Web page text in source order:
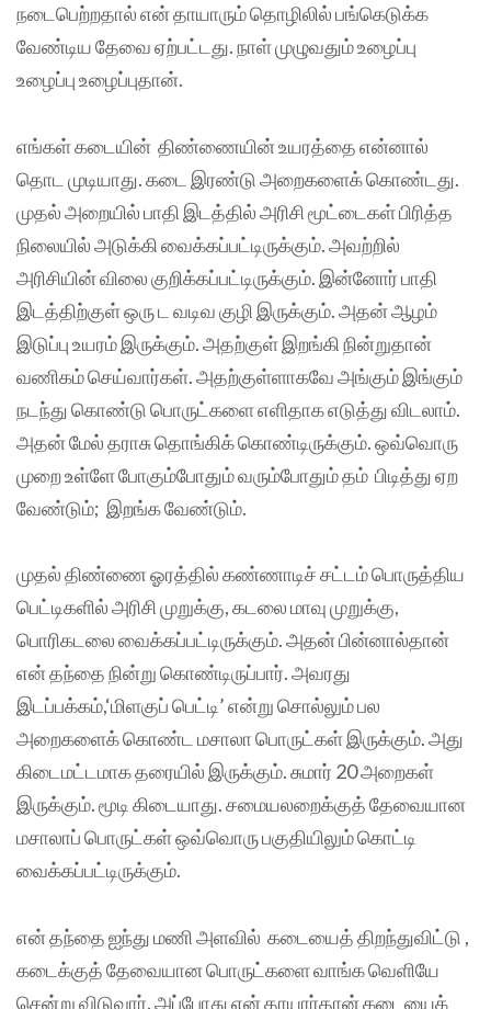
நடைபெற்றதால் என் தாயாரும் தொழிலில் பங்கெடுக்க
வேண்டிய தேவை ஏற்பட்டது. நாள் முழுவதும் உழைப்பு
உழைப்பு உழைப்புதான்.
எங்கள் கடையின் திண்ணையின் உயரத்தை என்னால்
தொட முடியாது. கடை இரண்டு அறைகளைக் கொண்டது.
முதல் அறையில் பாதி இடத்தில் அரிசி மூட்டைகள் பிரித்த
நிலையில் அடுக்கி வைக்கப்பட்டிருக்கும். அவற்றில்
அரிசியின் விலை குறிக்கப்பட்டிருக்கும். இன்னோர் பாதி
இடத்திற்குள் ஒரு ட வடிவ குழி இருக்கும். அதன் ஆழம்
இடுப்பு உயரம் இருக்கும். அதற்குள் இறங்கி நின்றுதான்
வணிகம் செய்வார்கள். அதற்குள்ளாகவே அங்கும் இங்கும்
நடந்து கொண்டு பொருட்களை எளிதாக எடுத்து விடலாம்.
அதன் மேல் தராசு தொங்கிக் கொண்டிருக்கும். ஒவ்வொரு
முறை உள்ளே போகும்போதும் வரும்போதும் தம் பிடித்து ஏற
வேண்டும்; இறங்க வேண்டும்.
முதல் திண்ணை ஓரத்தில் கண்ணாடிச் சட்டம் பொருத்திய
பெட்டிகளில் அரிசி முறுக்கு, கடலை மாவு முறுக்கு,
பொரிகடலை வைக்கப்பட்டிருக்கும். அதன் பின்னால்தான்
என் தந்தை நின்று கொண்டிருப்பார். அவரது
இடப்பக்கம்,‘மிளகுப் பெட்டி’ என்று சொல்லும் பல
அறைகளைக் கொண்ட மசாலா பொருட்கள் இருக்கும். அது
கிடைமட்டமாக தரையில் இருக்கும். சுமார் 20 அறைகள்
இருக்கும். மூடி கிடையாது. சமையலறைக்குத் தேவையான
மசாலாப் பொருட்கள் ஒவ்வொரு பகுதியிலும் கொட்டி
வைக்கப்பட்டிருக்கும்.
என் தந்தை ஐந்து மணி அளவில் கடையைத் திறந்துவிட்டு ,
கடைக்குத் தேவையான பொருட்களை வாங்க வெளியே
சென்று விடுவார். அப்போது என் தாயார்தான் கடையைக்